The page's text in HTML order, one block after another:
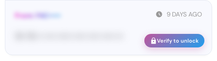
9 DAYS AGO
From: FAC•••••
Verify to unlock